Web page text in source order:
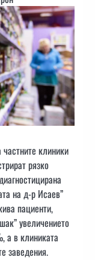
клиники
рязко
на д-р Исаев”
пациенти,
увеличението
а в клиниката
заведения.